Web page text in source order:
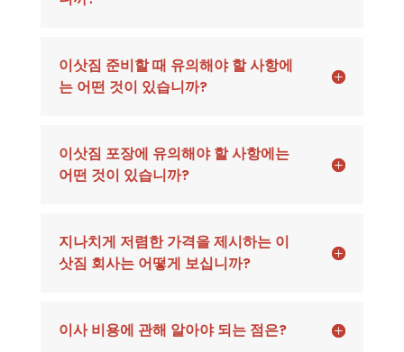
이삿짐 준비할 때 유의해야 할 사항에
는 어떤 것이 있습니까?
이삿짐 포장에 유의해야 할 사항에는
어떤 것이 있습니까?
지나치게 저렴한 가격을 제시하는 이
삿짐 회사는 어떻게 보십니까?
이사 비용에 관해 알아야 되는 점은?